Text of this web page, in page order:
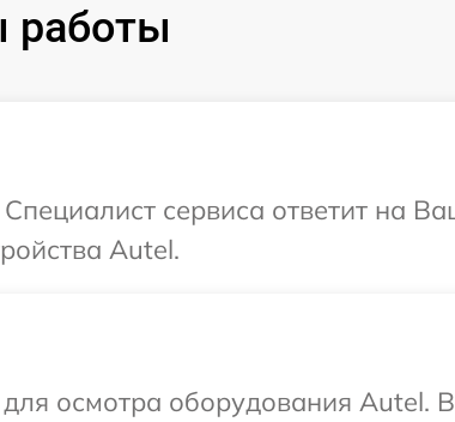
работы
сервиса ответит на
Autel.
осмотра оборудования Autel.